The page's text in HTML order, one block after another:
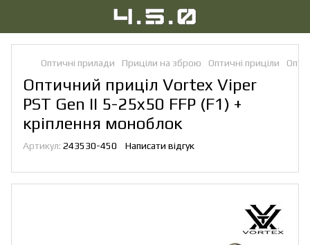
Оптичні прилади Приціли на зброю Оптичні приціли
Оптичний приціл Vortex Viper
PST Gen II 5-25x50 FFP (F1) +
кріплення моноблок
Артикул: 243530-450 Написати відгук